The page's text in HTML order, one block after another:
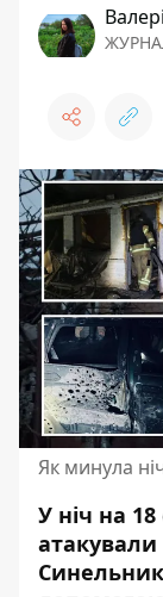
Як минула
У ніч на 18
атакували